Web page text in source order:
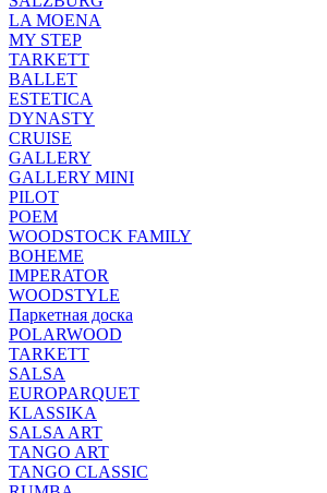
LA MOENA
MY STEP
TARKETT
BALLET
ESTETICA
DYNASTY
CRUISE
GALLERY
GALLERY MINI
PILOT
POEM
WOODSTOCK FAMILY
BOHEME
IMPERATOR
WOODSTYLE
Паркетная доска
POLARWOOD
TARKETT
SALSA
EUROPARQUET
KLASSIKA
SALSA ART
TANGO ART
TANGO CLASSIC